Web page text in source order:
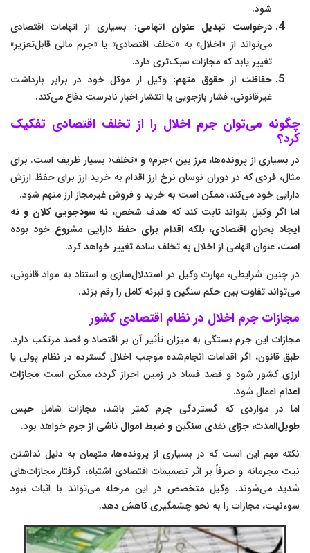
شود.
درخواست تبدیل عنوان اتهامی: بسیاری از اتهامات اقتصادی
می‌تواند از «اخلال» به «تخلف اقتصادی» یا «جرم مالی قابل‌تعزیر»
تغییر یابد که مجازات سبک‌تری دارد.
حفاظت از حقوق متهم: وکیل از موکل خود در برابر بازداشت
غیرقانونی، فشار بازجویی یا انتشار اخبار نادرست دفاع می‌کند.
چگونه می‌توان جرم اخلال را از تخلف اقتصادی تفکیک
کرد؟
در بسیاری از پرونده‌ها، مرز بین «جرم» و «تخلف» بسیار ظریف است. برای
مثال، فردی که در دوران نوسان نرخ ارز اقدام به خرید ارز برای حفظ ارزش
دارایی خود می‌کند، ممکن است به خرید و فروش غیرمجاز ارز متهم شود.
اما اگر وکیل بتواند ثابت کند که هدف شخص، نه سودجویی کلان و نه
ایجاد بحران اقتصادی، بلکه اقدام برای حفظ دارایی مشروع خود بوده
است، عنوان اتهامی از اخلال به تخلف ساده تغییر خواهد کرد.
در چنین شرایطی، مهارت وکیل در استدلال‌سازی و استناد به مواد قانونی،
می‌تواند تفاوت بین حکم سنگین و تبرئه کامل را رقم بزند.
مجازات جرم اخلال در نظام اقتصادی کشور
مجازات این جرم بستگی به میزان تأثیر آن بر اقتصاد و قصد مرتکب دارد.
طبق قانون، اگر اقدامات انجام‌شده موجب اخلال گسترده در نظام پولی یا
ارزی کشور شود و قصد فساد در زمین احراز گردد، ممکن است مجازات
اعدام اعمال شود.
اما در مواردی که گستردگی جرم کمتر باشد، مجازات شامل حبس
طویل‌المدت، جزای نقدی سنگین و ضبط اموال ناشی از جرم خواهد بود.
نکته مهم این است که در بسیاری از پرونده‌ها، متهمان به دلیل نداشتن
نیت مجرمانه و صرفاً بر اثر تصمیمات اقتصادی اشتباه، گرفتار مجازات‌های
شدید می‌شوند. وکیل متخصص در این مرحله می‌تواند با اثبات نبود
سوءنیت، مجازات را به نحو چشمگیری کاهش دهد.